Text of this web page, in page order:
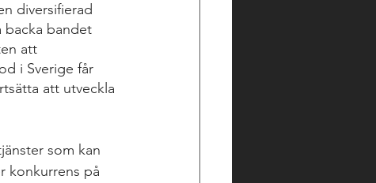
diversifierad
backa bandet
att
i Sverige får
att utveckla
som kan
konkurrens på